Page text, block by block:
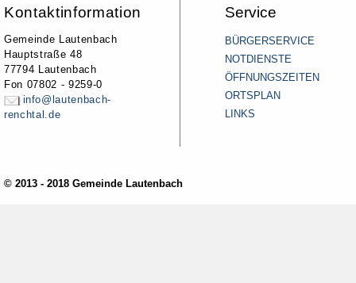
Kontaktinformation
Gemeinde Lautenbach
Hauptstraße 48
77794 Lautenbach
Fon 07802 - 9259-0
info@lautenbach-
renchtal.de
Service
BÜRGERSERVICE
NOTDIENSTE
ÖFFNUNGSZEITEN
ORTSPLAN
LINKS
© 2013 - 2018 Gemeinde Lautenbach